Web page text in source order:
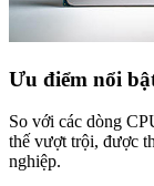
Ưu điểm nổi
So với các dòng
thế vượt trội, được
nghiệp.